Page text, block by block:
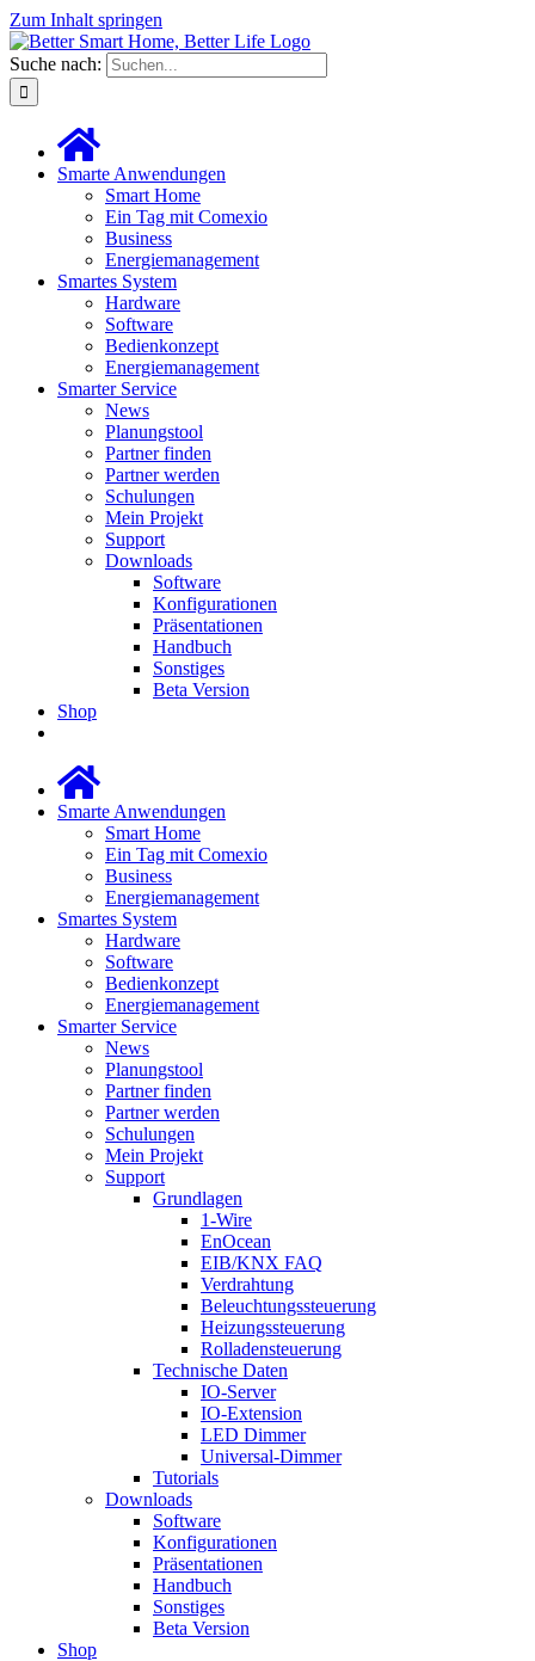
Zum Inhalt springen
Suche nach:
Smarte Anwendungen
Smart Home
Ein Tag mit Comexio
Business
Energiemanagement
Smartes System
Hardware
Software
Bedienkonzept
Energiemanagement
Smarter Service
News
Planungstool
Partner finden
Partner werden
Schulungen
Mein Projekt
Support
Downloads
Software
Konfigurationen
Präsentationen
Handbuch
Sonstiges
Beta Version
Shop
Smarte Anwendungen
Smart Home
Ein Tag mit Comexio
Business
Energiemanagement
Smartes System
Hardware
Software
Bedienkonzept
Energiemanagement
Smarter Service
News
Planungstool
Partner finden
Partner werden
Schulungen
Mein Projekt
Support
Grundlagen
1-Wire
EnOcean
EIB/KNX FAQ
Verdrahtung
Beleuchtungssteuerung
Heizungssteuerung
Rolladensteuerung
Technische Daten
IO-Server
IO-Extension
LED Dimmer
Universal-Dimmer
Tutorials
Downloads
Software
Konfigurationen
Präsentationen
Handbuch
Sonstiges
Beta Version
Shop